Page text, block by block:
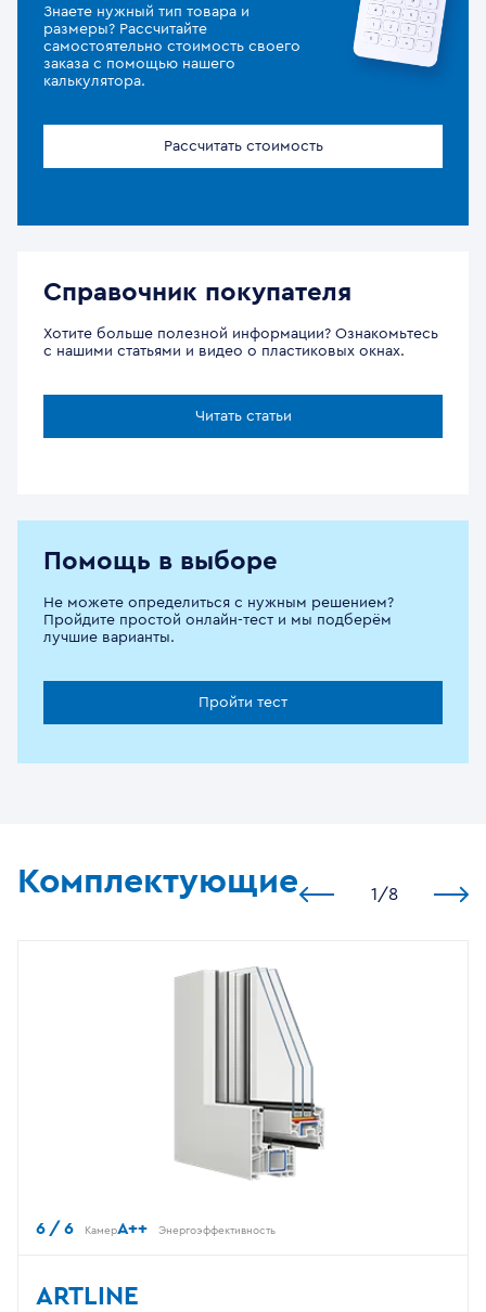
Знаете нужный тип товара и
размеры? Рассчитайте
самостоятельно стоимость своего
заказа с помощью нашего
калькулятора.
Рассчитать стоимость
Справочник покупателя
Хотите больше полезной информации? Ознакомьтесь
с нашими статьями и видео о пластиковых окнах.
Читать статьи
Помощь в выборе
Не можете определиться с нужным решением?
Пройдите простой онлайн-тест и мы подберём
лучшие варианты.
Пройти тест
Комплектующие 1 /8
6 / 6 КамерA++ Энергоэффективность
ARTLINE